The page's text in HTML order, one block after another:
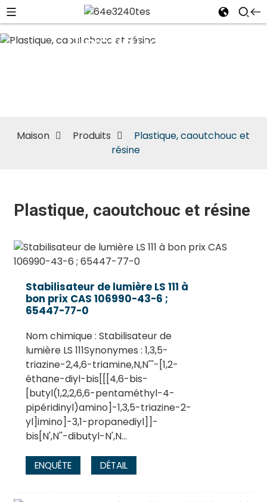
Plastique,
Maison Produits
Plastique, caoutchouc et
résine
Plastique, caoutchouc et résine
Stabilisateur de lumière LS 111 à
bon prix CAS 106990-43-6 ;
65447-77-0
Nom chimique : Stabilisateur de
lumière LS 111Synonymes : 1,3,5-
triazine-2,4,6-triamine,N,N'''-[1,2-
éthane-diyl-bis[[[4,6-bis-
[butyl(1,2,2,6,6-pentaméthyl-4-
pipéridinyl)amino]-1,3,5-triazine-2-
yl]imino]-3,1-propanediyl]]-
bis[N',N''-dibutyl-N',N...
ENQUÊTE DÉTAIL